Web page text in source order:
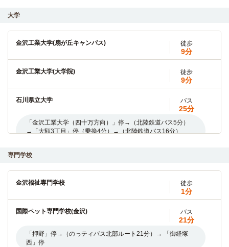
大学
金沢工業大学(扇が丘キャンパス) 徒歩
9分
金沢工業大学(大学院) 徒歩
9分
石川県立大学 バス
25分
「金沢工業大学（四十万方向）」停→（北陸鉄道バス5分）
→「大額3丁目」停（乗換4分）→（北陸鉄道バス16分）
25分
「金沢工業大学（四十万方向）」停→（北陸鉄道バス5分）
→「大額3丁目」停（乗換4分）→（北陸鉄道バス16分）
41分
専門学校
金沢福祉専門学校 徒歩
1分
国際ペット専門学校(金沢) バス
21分
「押野」停→（のっティバス北部ルート21分）→ 「御経塚
西」停